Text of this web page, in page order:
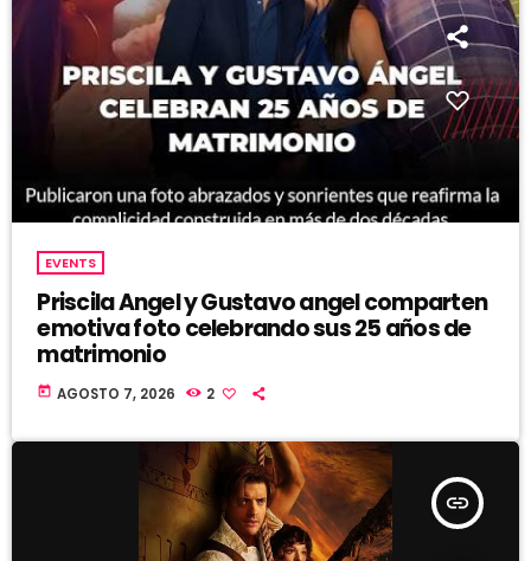
EVENTS
Priscila Angel y Gustavo angel comparten
emotiva foto celebrando sus 25 años de
matrimonio
today AGOSTO 7, 2026 2
insert_link